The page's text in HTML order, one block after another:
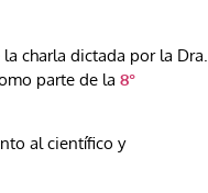
charla dictada por la Dra.
parte de la 8°
al científico y